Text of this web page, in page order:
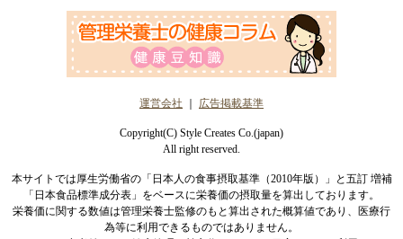
運営会社 広告掲載基準
Copyright(C) Style Creates Co.(japan)
All right reserved.
本サイトでは厚生労働省の「日本人の食事摂取基準（2010年版）」と五訂 増補
「日本食品標準成分表」をベースに栄養価の摂取量を算出しております。
栄養価に関する数値は管理栄養士監修のもと算出された概算値であり、医療行
為等に利用できるものではありません。